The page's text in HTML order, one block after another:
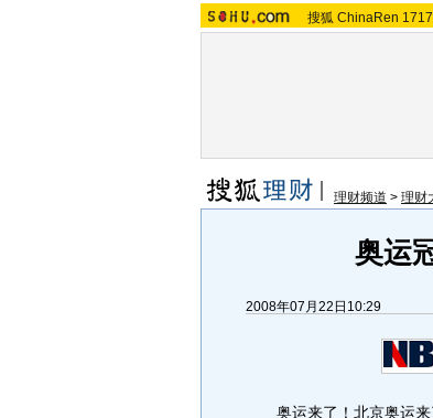
搜狐 ChinaRen
理财频道 > 理财
奥运
2008年07月22日10:29
奥运来了！北京奥运来